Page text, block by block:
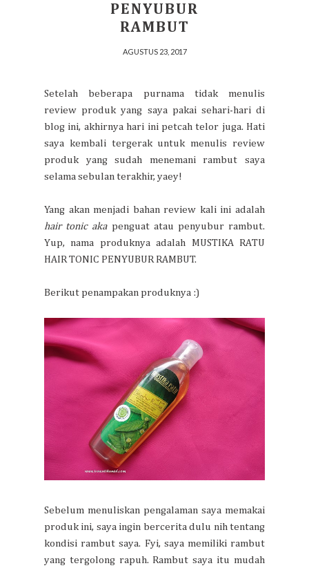
PENYUBUR
RAMBUT
AGUSTUS 23, 2017
Setelah beberapa purnama tidak menulis
review produk yang saya pakai sehari-hari di
blog ini, akhirnya hari ini petcah telor juga. Hati
saya kembali tergerak untuk menulis review
produk yang sudah menemani rambut saya
selama sebulan terakhir, yaey!
Yang akan menjadi bahan review kali ini adalah
hair tonic akapenguat atau penyubur rambut.
Yup, nama produknya adalah MUSTIKA RATU
HAIR TONIC PENYUBUR RAMBUT.
Berikut penampakan produknya :)
Sebelum menuliskan pengalaman saya memakai
produk ini, saya ingin bercerita dulu nih tentang
kondisi rambut saya. Fyi, saya memiliki rambut
yang tergolong rapuh. Rambut saya itu mudah